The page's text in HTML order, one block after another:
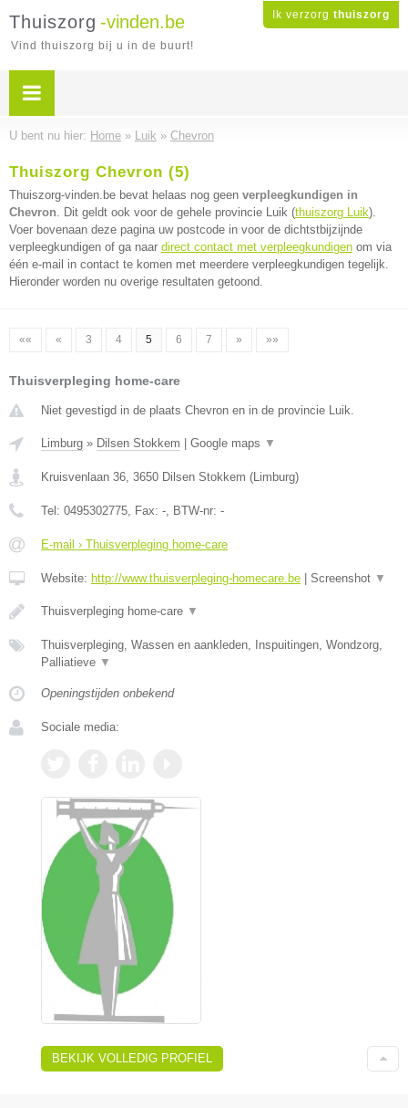
Ik verzorg thuiszorg
Thuiszorg -vinden.be
Vind thuiszorg bij u in de buurt!
U bent nu hier: Home » Luik » Chevron
Thuiszorg Chevron (5)
Thuiszorg-vinden.be bevat helaas nog geen verpleegkundigen in
Chevron. Dit geldt ook voor de gehele provincie Luik (thuiszorg Luik).
Voer bovenaan deze pagina uw postcode in voor de dichtstbijzijnde
verpleegkundigen of ga naar direct contact met verpleegkundigen om via
één e-mail in contact te komen met meerdere verpleegkundigen tegelijk.
Hieronder worden nu overige resultaten getoond.
«« « 3 4 5 6 7 » »»
Thuisverpleging home-care
Niet gevestigd in de plaats Chevron en in de provincie Luik.
Limburg » Dilsen Stokkem Google maps ▼
Kruisvenlaan 36, 3650 Dilsen Stokkem (Limburg)
Tel: 0495302775, Fax: -, BTW-nr: -
E-mail › Thuisverpleging home-care
Website: http://www.thuisverpleging-homecare.be Screenshot ▼
Thuisverpleging home-care ▼
Thuisverpleging, Wassen en aankleden, Inspuitingen, Wondzorg,
Palliatieve ▼
Openingstijden onbekend
Sociale media:
BEKIJK VOLLEDIG PROFIEL